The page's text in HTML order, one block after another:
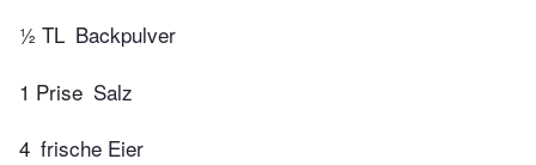
½ TL Backpulver
1 Prise Salz
4 frische Eier